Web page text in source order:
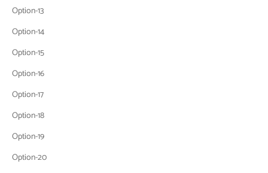
Option-13
Option-14
Option-15
Option-16
Option-17
Option-18
Option-19
Option-20